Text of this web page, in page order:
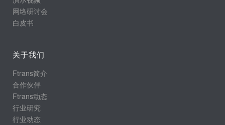
网络研讨会
白皮书
关于我们
Ftrans简介
合作伙伴
Ftrans动态
行业研究
行业动态